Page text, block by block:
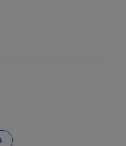
voor Draagstijl
voor Noise cancelling